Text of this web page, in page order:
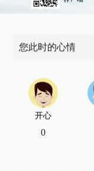
您此时的心情
开心
0